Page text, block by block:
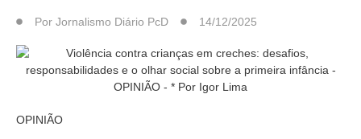
Por Jornalismo Diário PcD 14/12/2025
OPINIÃO